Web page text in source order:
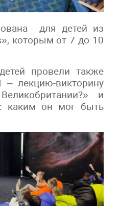
для детей из
которым от 7 до 10
провели также
лекцию-викторину
и
каким он мог быть